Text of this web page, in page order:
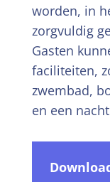
worden, in
zorgvuldig
Gasten
faciliteiten,
zwembad,
en een